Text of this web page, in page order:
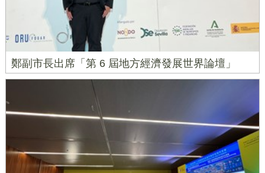
鄭副市長出席「第 6 屆地方經濟發展世界論壇」